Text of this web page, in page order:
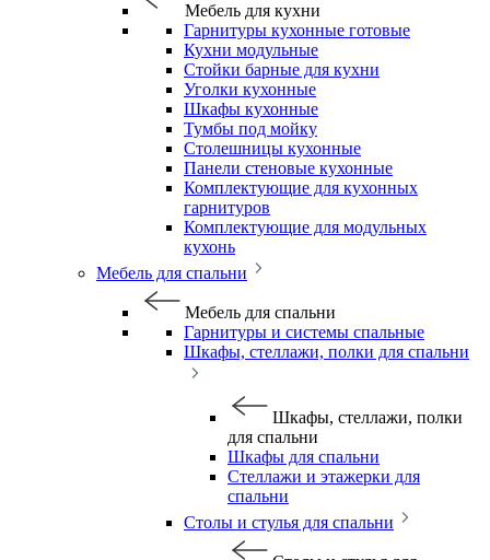
Мебель для кухни
Гарнитуры кухонные готовые
Кухни модульные
Стойки барные для кухни
Уголки кухонные
Шкафы кухонные
Тумбы под мойку
Столешницы кухонные
Панели стеновые кухонные
Комплектующие для кухонных
гарнитуров
Комплектующие для модульных
кухонь
Мебель для спальни
Мебель для спальни
Гарнитуры и системы спальные
Шкафы, стеллажи, полки для спальни
Шкафы, стеллажи, полки
для спальни
Шкафы для спальни
Стеллажи и этажерки для
спальни
Столы и стулья для спальни